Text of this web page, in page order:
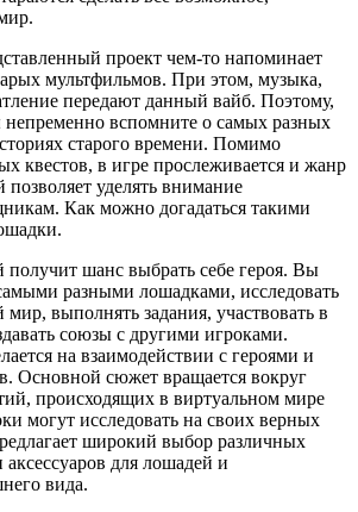
проект чем-то напоминает
мультфильмов. При этом, музыка,
передают данный вайб. Поэтому,
непременно вспомните о самых разных
старого времени. Помимо
квестов, в игре прослеживается и жанр
позволяет уделять внимание
Как можно догадаться такими
шанс выбрать себе героя. Вы
разными лошадками, исследовать
выполнять задания, участвовать в
союзы с другими игроками.
на взаимодействии с героями и
Основной сюжет вращается вокруг
происходящих в виртуальном мире
могут исследовать на своих верных
широкий выбор различных
для лошадей и
вида.